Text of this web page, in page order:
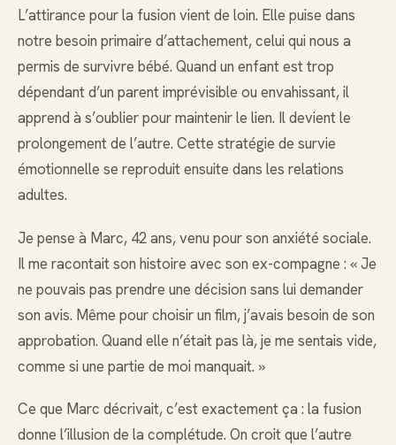
L’attirance pour la fusion vient de loin. Elle puise dans
notre besoin primaire d’attachement, celui qui nous a
permis de survivre bébé. Quand un enfant est trop
dépendant d’un parent imprévisible ou envahissant, il
apprend à s’oublier pour maintenir le lien. Il devient le
prolongement de l’autre. Cette stratégie de survie
émotionnelle se reproduit ensuite dans les relations
adultes.
Je pense à Marc, 42 ans, venu pour son anxiété sociale.
Il me racontait son histoire avec son ex-compagne : « Je
ne pouvais pas prendre une décision sans lui demander
son avis. Même pour choisir un film, j’avais besoin de son
approbation. Quand elle n’était pas là, je me sentais vide,
comme si une partie de moi manquait. »
Ce que Marc décrivait, c’est exactement ça : la fusion
donne l’illusion de la complétude. On croit que l’autre